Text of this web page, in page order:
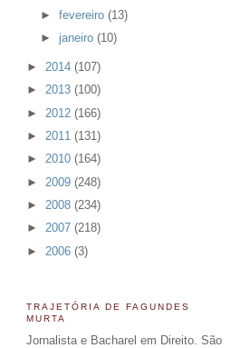
►fevereiro(13)
► janeiro(10)
► 2014 (107)
► 2013 (100)
► 2012 (166)
► 2011 (131)
► 2010 (164)
► 2009 (248)
► 2008 (234)
► 2007 (218)
► 2006 (3)
TRAJETÓRIA DE FAGUNDES
MURTA
Jornalista e Bacharel em Direito. São